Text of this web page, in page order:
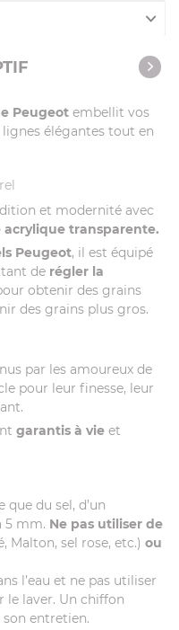
Peugeot embellit vos
élégantes tout en
et modernité avec
acrylique transparente.
Peugeot, il est équipé
de régler la
obtenir des grains
des grains plus gros.
par les amoureux de
pour leur finesse, leur
garantis à vie et
que du sel, d’un
5 mm. Ne pas utiliser de
Malton, sel rose, etc.) ou
l’eau et ne pas utiliser
le laver. Un chiffon
entretien.